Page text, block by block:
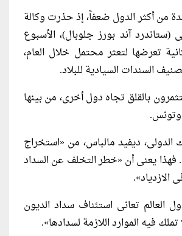
من أكثر الدول ضعفاً، إذ حذرت وكالة
(ستاندرد آند بورز جلوبال)، الأسبوع
تعرضها لتعثر محتمل خلال العام،
السندات السيادية للبلاد.
بالقلق تجاه دول أخرى، من بينها
وتونس.
الدولى، ديفيد مالباس، من «استخراج
فهذا يعنى أن «خطر التخلف عن السداد
الازدياد».
العالم تعانى استئناف سداد الديون
فيه الموارد اللازمة لسدادها».